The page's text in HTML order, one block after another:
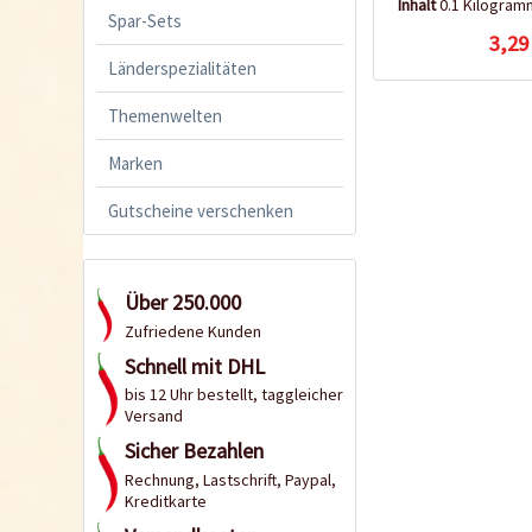
Spar-Sets
Länderspezialitäten
Themenwelten
Marken
Gutscheine verschenken
Über 250.000
Zufriedene Kunden
Schnell mit DHL
bis 12 Uhr bestellt, taggleicher
Versand
Sicher Bezahlen
Rechnung, Lastschrift, Paypal,
Kreditkarte
Inhalt0.1